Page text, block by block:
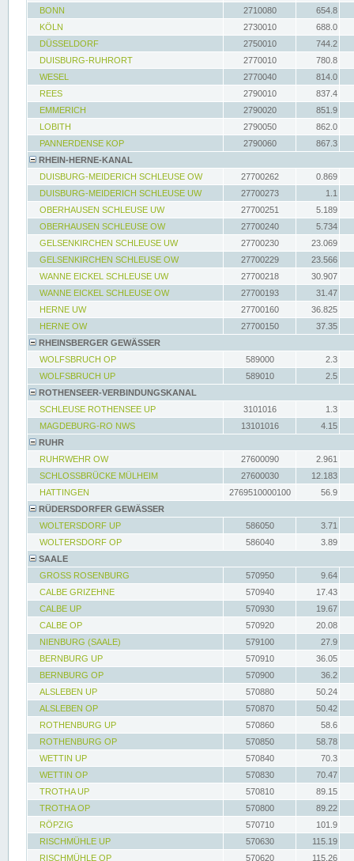
BONN
2710080
654.8
KÖLN
2730010
688.0
DÜSSELDORF
2750010
744.2
DUISBURG-RUHRORT
2770010
780.8
WESEL
2770040
814.0
REES
2790010
837.4
EMMERICH
2790020
851.9
LOBITH
2790050
862.0
PANNERDENSE KOP
2790060
867.3
RHEIN-HERNE-KANAL
DUISBURG-MEIDERICH SCHLEUSE OW
27700262
0.869
DUISBURG-MEIDERICH SCHLEUSE UW
27700273
1.1
OBERHAUSEN SCHLEUSE UW
27700251
5.189
OBERHAUSEN SCHLEUSE OW
27700240
5.734
GELSENKIRCHEN SCHLEUSE UW
27700230
23.069
GELSENKIRCHEN SCHLEUSE OW
27700229
23.566
WANNE EICKEL SCHLEUSE UW
27700218
30.907
WANNE EICKEL SCHLEUSE OW
27700193
31.47
HERNE UW
27700160
36.825
HERNE OW
27700150
37.35
RHEINSBERGER GEWÄSSER
WOLFSBRUCH OP
589000
2.3
WOLFSBRUCH UP
589010
2.5
ROTHENSEER-VERBINDUNGSKANAL
SCHLEUSE ROTHENSEE UP
3101016
1.3
MAGDEBURG-RO NWS
13101016
4.15
RUHR
RUHRWEHR OW
27600090
2.961
SCHLOSSBRÜCKE MÜLHEIM
27600030
12.183
HATTINGEN
2769510000100
56.9
RÜDERSDORFER GEWÄSSER
WOLTERSDORF UP
586050
3.71
WOLTERSDORF OP
586040
3.89
SAALE
GROSS ROSENBURG
570950
9.64
CALBE GRIZEHNE
570940
17.43
CALBE UP
570930
19.67
CALBE OP
570920
20.08
NIENBURG (SAALE)
579100
27.9
BERNBURG UP
570910
36.05
BERNBURG OP
570900
36.2
ALSLEBEN UP
570880
50.24
ALSLEBEN OP
570870
50.42
ROTHENBURG UP
570860
58.6
ROTHENBURG OP
570850
58.78
WETTIN UP
570840
70.3
WETTIN OP
570830
70.47
TROTHA UP
570810
89.15
TROTHA OP
570800
89.22
RÖPZIG
570710
101.9
RISCHMÜHLE UP
570630
115.19
RISCHMÜHLE OP
570620 115.26